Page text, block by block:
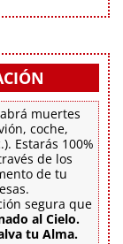
muertes
coche,
Estarás 100%
de los
de tu
segura que
al Cielo.
tu Alma.